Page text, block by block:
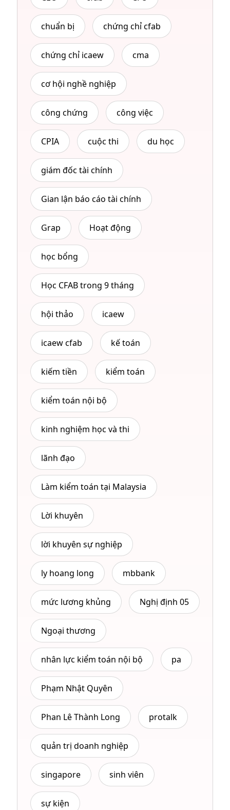
chuẩn bị chứng chỉ cfab
chứng chỉ icaew cma
cơ hội nghề nghiệp
công chứng công việc
CPIA cuộc thi du học
giám đốc tài chính
Gian lận báo cáo tài chính
Grap Hoạt động
học bổng
Học CFAB trong 9 tháng
hội thảo icaew
icaew cfab kế toán
kiếm tiền kiểm toán
kiểm toán nội bộ
kinh nghiệm học và thi
lãnh đạo
Làm kiểm toán tại Malaysia
Lời khuyên
lời khuyên sự nghiệp
ly hoang long mbbank
mức lương khủng Nghị định 05
Ngoại thương
nhân lực kiểm toán nội bộ pa
Phạm Nhật Quyên
Phan Lê Thành Long protalk
quản trị doanh nghiệp
singapore sinh viên
sự kiện